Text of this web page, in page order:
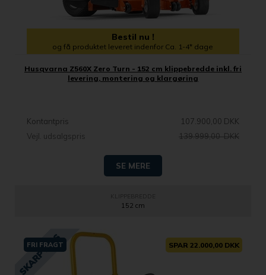
Bestil nu !
og få produktet leveret indenfor Ca. 1-4* dage
Husqvarna Z560X Zero Turn - 152 cm klippebredde inkl. fri
levering, montering og klargøring
Kontantpris
107.900,00 DKK
Vejl. udsalgspris
139.999,00 DKK
SE MERE
152 cm
FRI FRAGT SPAR 22.000,00 DKK